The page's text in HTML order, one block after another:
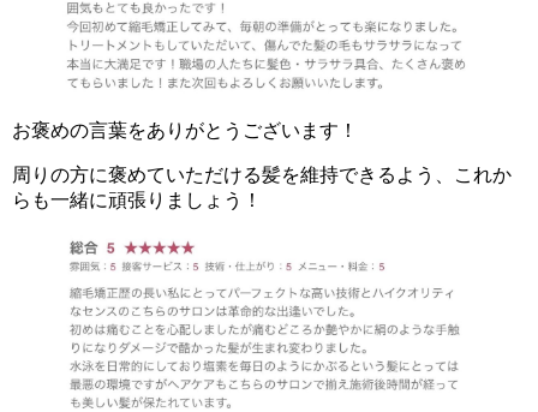
お褒めの言葉をありがとうございます！
周りの方に褒めていただける髪を維持できるよう、これか
らも一緒に頑張りましょう！